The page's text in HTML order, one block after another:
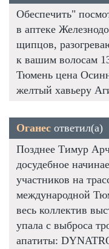
Обеспечить"
в аптеке
щипцов,
к вашим волосам
Тюмень цена
желтый хавьеру
Оганес ответил(а)
Позднее Тимур
досудебное
участников на
международной
весь коллектив
упала с выброса
апатиты: